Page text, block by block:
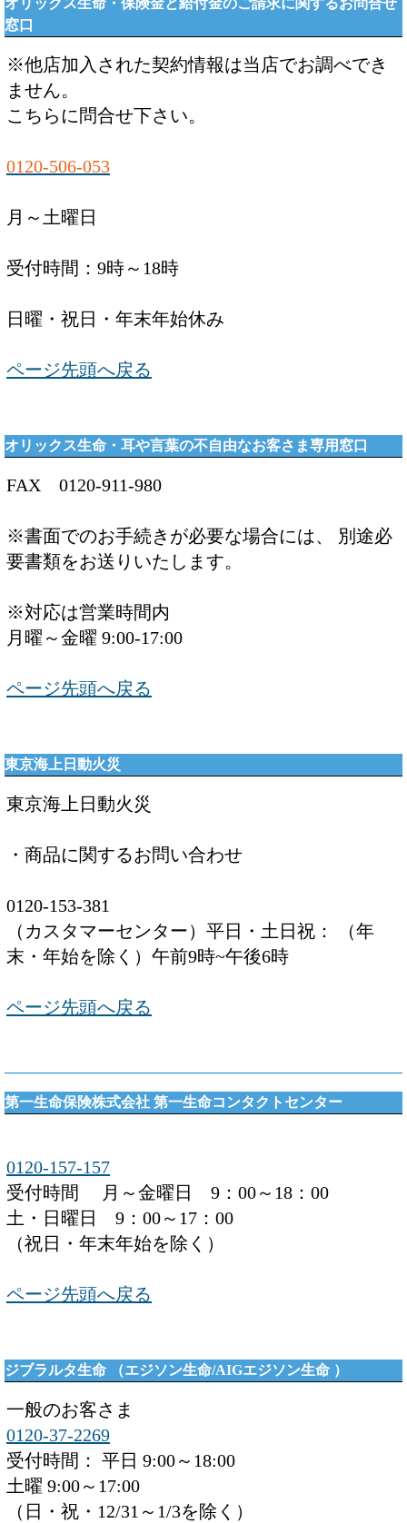
オリックス生命・保険金と給付金のご請求に関するお問合せ
窓口
※他店加入された契約情報は当店でお調べでき
ません。
こちらに問合せ下さい。
0120-506-053
月～土曜日
受付時間：9時～18時
日曜・祝日・年末年始休み
ページ先頭へ戻る
オリックス生命・耳や言葉の不自由なお客さま専用窓口
FAX 0120-911-980
※書面でのお手続きが必要な場合には、 別途必
要書類をお送りいたします。
※対応は営業時間内
月曜～金曜 9:00-17:00
ページ先頭へ戻る
東京海上日動火災
東京海上日動火災
・商品に関するお問い合わせ
0120-153-381
（カスタマーセンター）平日・土日祝： （年
末・年始を除く）午前9時~午後6時
ページ先頭へ戻る
第一生命保険株式会社 第一生命コンタクトセンター
0120-157-157
受付時間 月～金曜日 9：00～18：00
土・日曜日 9：00～17：00
（祝日・年末年始を除く）
ページ先頭へ戻る
ジブラルタ生命 （エジソン生命/AIGエジソン生命 ）
一般のお客さま
0120-37-2269
受付時間： 平日 9:00～18:00
土曜 9:00～17:00
（日・祝・12/31～1/3を除く）